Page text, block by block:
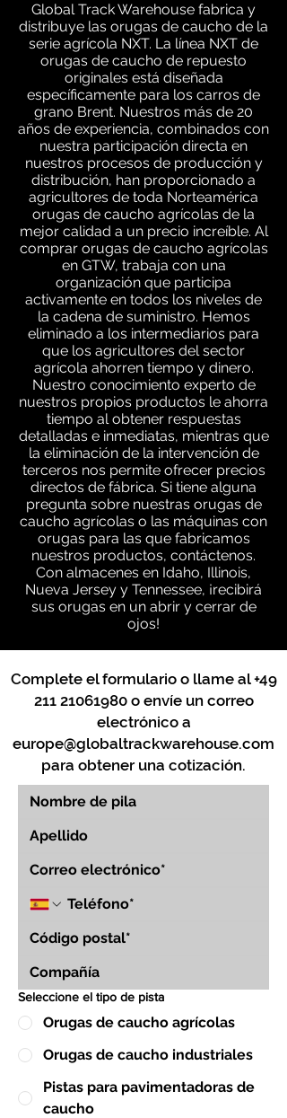
Global Track Warehouse fabrica y
distribuye las orugas de caucho de la
serie agrícola NXT. La línea NXT de
orugas de caucho de repuesto
originales está diseñada
específicamente para los carros de
grano Brent. Nuestros más de 20
años de experiencia, combinados con
nuestra participación directa en
nuestros procesos de producción y
distribución, han proporcionado a
agricultores de toda Norteamérica
orugas de caucho agrícolas de la
mejor calidad a un precio increíble. Al
comprar orugas de caucho agrícolas
en GTW, trabaja con una
organización que participa
activamente en todos los niveles de
la cadena de suministro. Hemos
eliminado a los intermediarios para
que los agricultores del sector
agrícola ahorren tiempo y dinero.
Nuestro conocimiento experto de
nuestros propios productos le ahorra
tiempo al obtener respuestas
detalladas e inmediatas, mientras que
la eliminación de la intervención de
terceros nos permite ofrecer precios
directos de fábrica. Si tiene alguna
pregunta sobre nuestras orugas de
caucho agrícolas o las máquinas con
orugas para las que fabricamos
nuestros productos, contáctenos.
Con almacenes en Idaho, Illinois,
Nueva Jersey y Tennessee, ¡recibirá
sus orugas en un abrir y cerrar de
ojos!
Complete el formulario o llame al+49
211 21061980o envíe un correo
electrónico a
europe@globaltrackwarehouse.com
para obtener una cotización.
Seleccione el tipo de pista
Orugas de caucho agrícolas
Orugas de caucho industriales
Pistas para pavimentadoras de
caucho